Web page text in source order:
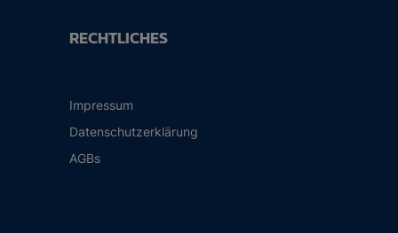
RECHTLICHES
Impressum
Datenschutzerklärung
AGBs